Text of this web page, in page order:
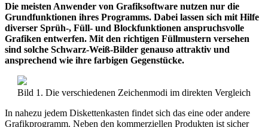
Die meisten Anwender von Grafiksoftware nutzen nur die
Grundfunktionen ihres Programms. Dabei lassen sich mit Hilfe
diverser Sprüh-, Füll- und Blockfunktionen anspruchsvolle
Grafiken entwerfen. Mit den richtigen Füllmustern versehen
sind solche Schwarz-Weiß-Bilder genauso attraktiv und
ansprechend wie ihre farbigen Gegenstücke.
Bild 1. Die verschiedenen Zeichenmodi im direkten Vergleich
In nahezu jedem Diskettenkasten findet sich das eine oder andere
Grafikprogramm. Neben den kommerziellen Produkten ist sicher